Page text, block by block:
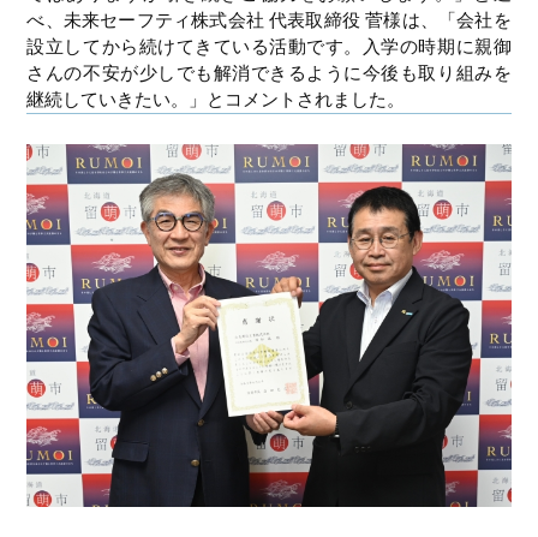
べ、未来セーフティ株式会社 代表取締役 菅様は、「会社を
設立してから続けてきている活動です。入学の時期に親御
さんの不安が少しでも解消できるように今後も取り組みを
継続していきたい。」とコメントされました。